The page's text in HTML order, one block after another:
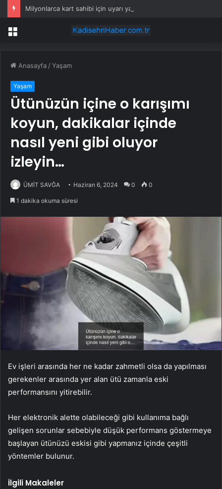
Menü
Anasayfa /Yaşam
Yaşam
Ütünüzün içine o karışımı
koyun, dakikalar içinde
nasıl yeni gibi oluyor
izleyin…
ÜMİT SAVĞA Haziran 6, 2024 0 0
1 dakika okuma süresi
Ev işleri arasında her ne kadar zahmetli olsa da yapılması
gerekenler arasında yer alan ütü zamanla eski
performansını yitirebilir.
Her elektronik alette olabileceği gibi kullanıma bağlı
gelişen sorunlar sebebiyle düşük performans göstermeye
başlayan ütünüzü eskisi gibi yapmanız içinde çeşitli
yöntemler bulunur.
İlgili Makaleler